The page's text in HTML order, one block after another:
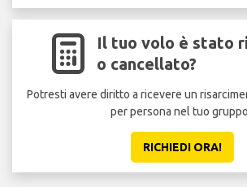
Il tuo volo è stato
o cancellato?
Potresti avere diritto a ricevere un
per persona nel tuo
RICHIEDI ORA!